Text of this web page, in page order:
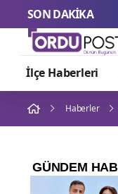
SON DAKİKA
İlçe Haberleri
Haberler